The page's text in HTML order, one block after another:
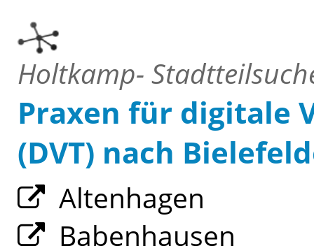
Holtkamp-
Praxen für digitale
(DVT) nach
Altenhagen
Babenhausen